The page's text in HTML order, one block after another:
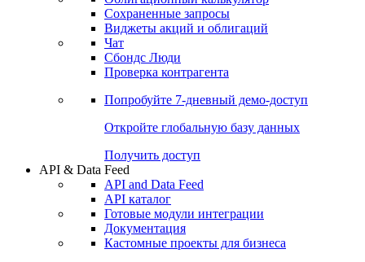
Сохраненные запросы
Виджеты акций и облигаций
Чат
Сбондс Люди
Проверка контрагента
Попробуйте 7-дневный демо-доступ
Откройте глобальную базу данных
Получить доступ
API & Data Feed
API and Data Feed
API каталог
Готовые модули интеграции
Документация
Кастомные проекты для бизнеса